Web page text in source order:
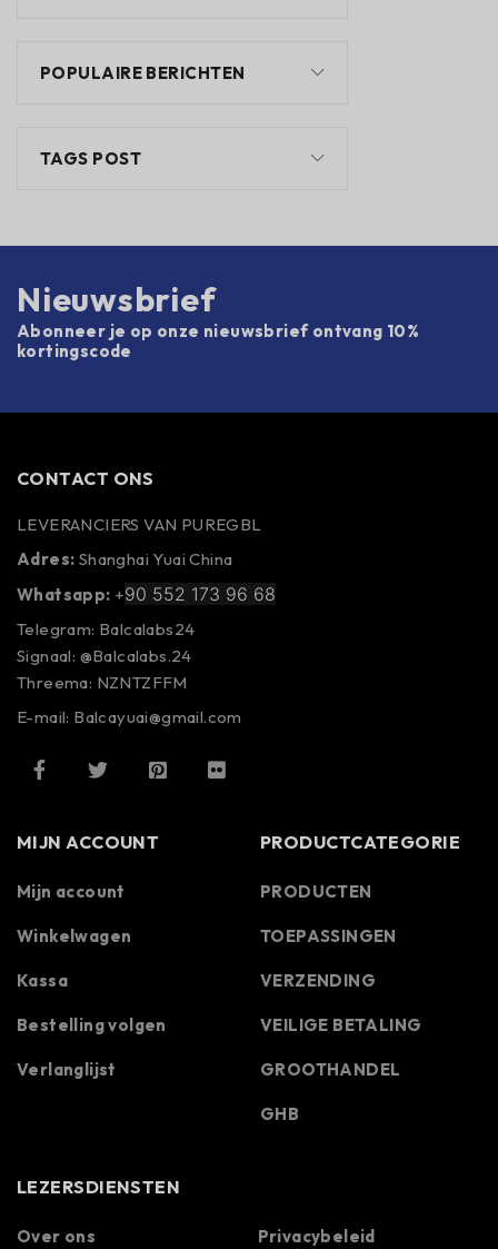
POPULAIRE BERICHTEN
TAGS POST
Nieuwsbrief
Abonneer je op onze nieuwsbrief ontvang 10%
kortingscode
CONTACT ONS
LEVERANCIERS VAN PUREGBL
Adres: Shanghai Yuai China
Whatsapp: +90 552 173 96 68
Telegram: Balcalabs24
Signaal: @Balcalabs.24
Threema: NZNTZFFM
E-mail: Balcayuai@gmail.com
MIJN ACCOUNT
Mijn account
Winkelwagen
Kassa
Bestelling volgen
Verlanglijst
PRODUCTCATEGORIE
PRODUCTEN
TOEPASSINGEN
VERZENDING
VEILIGE BETALING
GROOTHANDEL
GHB
LEZERSDIENSTEN
Over ons Privacybeleid